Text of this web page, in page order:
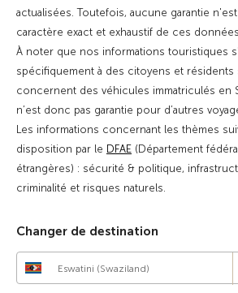
actualisées. Toutefois, aucune garantie
caractère exact et exhaustif de ces
À noter que nos informations touristiques
spécifiquement à des citoyens et résidents
concernent des véhicules immatriculés en
n’est donc pas garantie pour d’autres
Les informations concernant les thèmes
disposition par le DFAE (Département
étrangères) : sécurité & politique,
criminalité et risques naturels.
Changer de destination
Eswatini (Swaziland)